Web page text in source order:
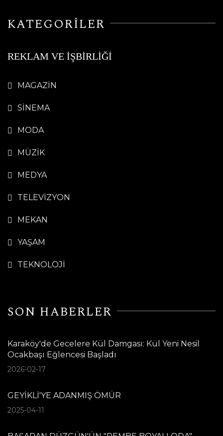
KATEGORİLER
REKLAM VE İŞBİRLİĞİ
MAGAZİN
SİNEMA
MODA
MÜZİK
MEDYA
TELEVİZYON
MEKAN
YAŞAM
TEKNOLOJİ
SON HABERLER
Karaköy'de Gecelere Kül Damgası: Kül Yeni Nesil
Ocakbaşı Eğlencesi Başladı
2026-02-17
GEYİKLİ'YE ADANMIŞ ÖMÜR
2025-04-11